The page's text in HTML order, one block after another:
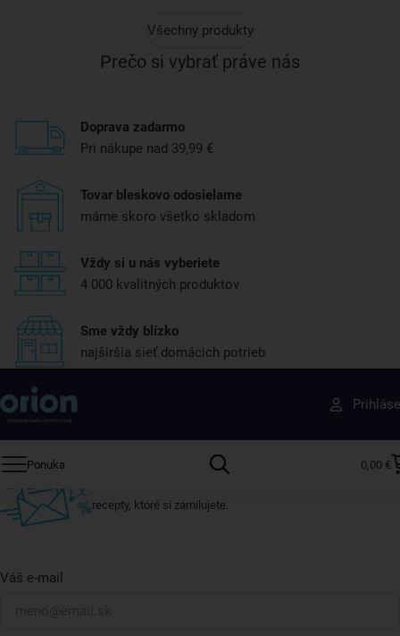
Všechny produkty
Prečo si vybrať práve nás
Doprava zadarmo
Pri nákupe nad 39,99 €
Tovar bleskovo odosielame
máme skoro všetko skladom
Vždy si u nás vyberiete
4 000 kvalitných produktov
Sme vždy blízko
najširšia sieť domácich potrieb
Ponuka 0,00 €
Získajte rady, recepty a tipy na zľavy skôr ako
ktokoľvek iný
Prihláste sa k odberu nášho newslettera.
recepty, ktoré si zamilujete.
Váš e-mail